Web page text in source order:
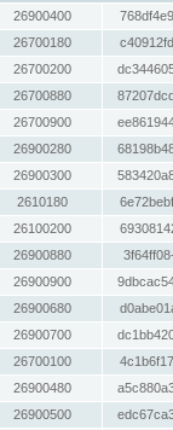
26900400
26700180
26700200
26700880
26700900
26900280
26900300
2610180
26100200
26900880
26900900
26900680
26900700
26700100
26900480
26900500